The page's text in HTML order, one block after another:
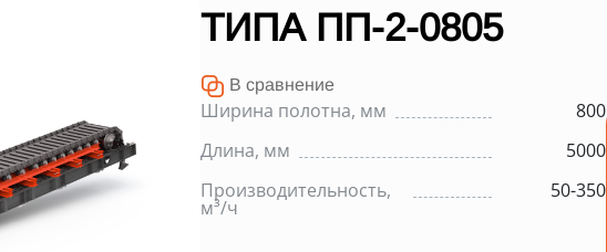
ТИПА ПП-2-0805
В сравнение
Ширина полотна, мм
800
Длина, мм
5000
Производительность,
м³/ч
50-350